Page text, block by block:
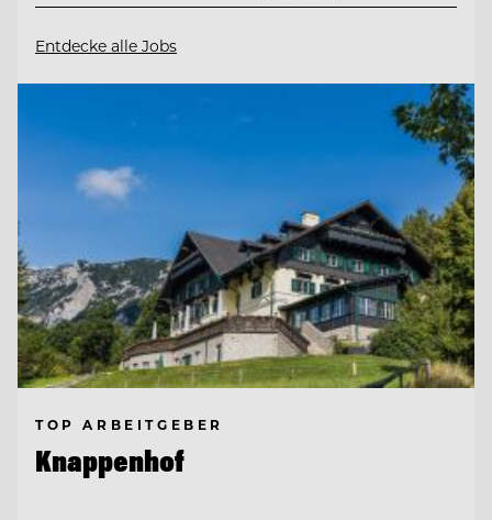
Entdecke alle Jobs
TOP ARBEITGEBER
Knappenhof